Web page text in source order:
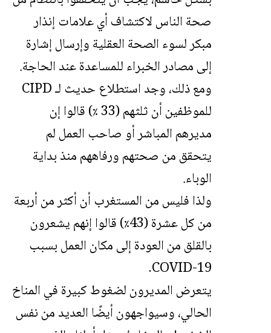
صحة الناس لاكتشاف أي علامات إنذار
مبكر لسوء الصحة العقلية وإرسال إشارة
إلى مصادر الخبراء للمساعدة عند الحاجة.
ومع ذلك، وجد استطلاع حديث لـ CIPD
للموظفين أن ثلثهم (33 ٪) قالوا إن
مديرهم المباشر أو صاحب العمل لم
يتحقق من صحتهم ورفاههم منذ بداية
الوباء.
ولذا فليس من المستغرب أن أكثر من أربعة
من كل عشرة (43٪) قالوا إنهم يشعرون
بالقلق من العودة إلى مكان العمل بسبب
COVID-19.
يتعرض المديرون لضغوط كبيرة في المناخ
الحالي، وسيواجهون أيضًا العديد من نفس